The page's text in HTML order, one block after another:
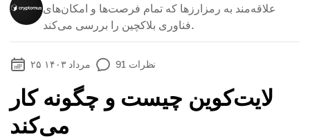
علاقه‌مند به رمزارزها که تمام فرصت‌ها و امکان‌های
فناوری بلاکچین را بررسی می‌کند.
۲۵ مرداد ۱۴۰۳ 91 نظرات
لایت‌کوین چیست و چگونه کار
می‌کند